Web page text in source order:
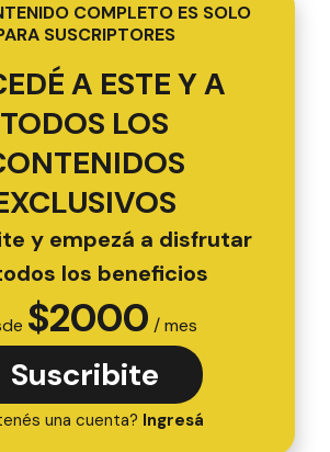
COMPLETO ES SOLO
SUSCRIPTORES
A ESTE Y A
TODOS LOS
y empezá a disfrutar
los beneficios
$2000 / mes
Suscribite
una cuenta? Ingresá